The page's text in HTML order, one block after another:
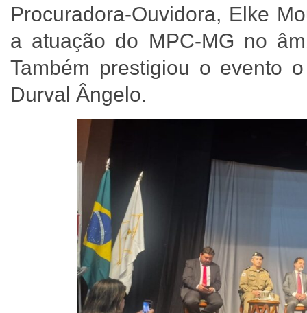
Procuradora-Ouvidora, Elke
a atuação do MPC-MG no
Também prestigiou o evento
Durval Ângelo.